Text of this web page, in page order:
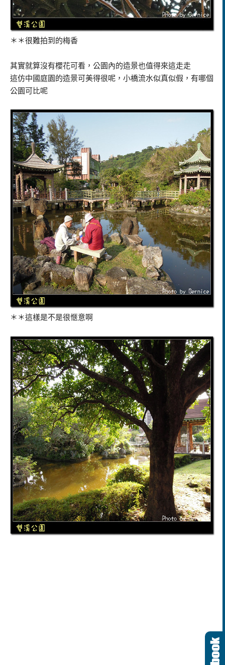
＊＊很難拍到的梅香
其實就算沒有櫻花可看，公園內的造景也值得來這走走
這仿中國庭園的造景可美得很呢，小橋流水似真似假，有哪個
公園可比呢
＊＊這樣是不是很愜意啊